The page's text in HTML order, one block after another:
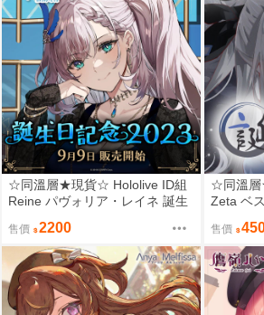
☆同溫層★現貨☆ Hololive ID組
Reine パヴォリア・レイネ 誕生
售價 2200
☆同溫層
Zeta ベ
售價